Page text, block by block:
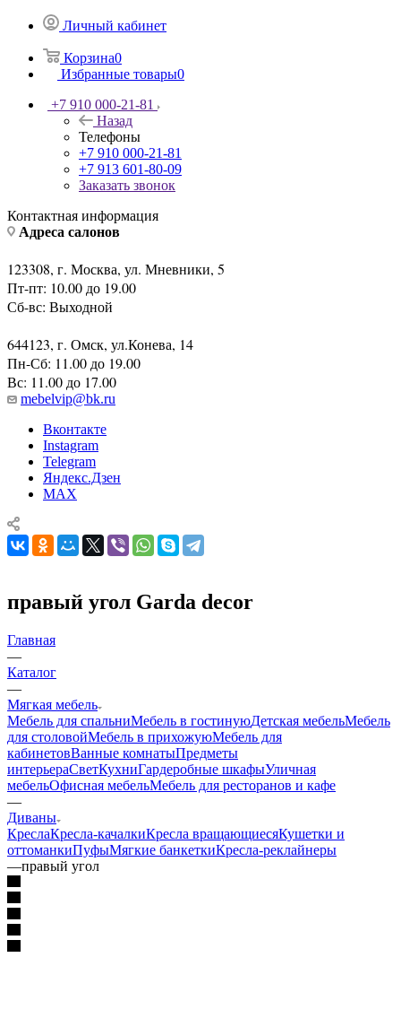
Личный кабинет
Корзина0
Избранные товары0
+7 910 000-21-81
Назад
Телефоны
+7 910 000-21-81
+7 913 601-80-09
Заказать звонок
Контактная информация
Адреса салонов
123308, г. Москва, ул. Мневники, 5
Пт-пт: 10.00 до 19.00
Сб-вс: Выходной
644123, г. Омск, ул.Конева, 14
Пн-Сб: 11.00 до 19.00
Вс: 11.00 до 17.00
mebelvip@bk.ru
Вконтакте
Instagram
Telegram
Яндекс.Дзен
MAX
правый угол Garda decor
Главная
—
Каталог
—
Мягкая мебель
Мебель для спальниМебель в гостинуюДетская мебельМебель
для столовойМебель в прихожуюМебель для
кабинетовВанные комнатыПредметы
интерьераСветКухниГардеробные шкафыУличная
мебельОфисная мебельМебель для ресторанов и кафе
—
Диваны
КреслаКресла-качалкиКресла вращающиесяКушетки и
оттоманкиПуфыМягкие банкеткиКресла-реклайнеры
—правый угол